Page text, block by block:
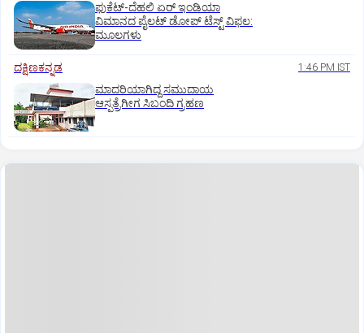
ಫುಕೆಟ್‌-ದೆಹಲಿ ಏರ್‌ ಇಂಡಿಯಾ
ವಿಮಾನದ ಪೈಲಟ್‌ ಡೋಪ್‌ ಟೆಸ್ಟ್‌ ವಿಫಲ:
ಮೂಲಗಳು
ದಕ್ಷಿಣಕನ್ನಡ 1:46 PM IST
ಮಾದರಿಯಾಗಿದ್ದ ಸಮುದಾಯ
ಆಸ್ಪತ್ರೆಗೀಗ ಸಿಬಂದಿ ಗ್ರಹಣ